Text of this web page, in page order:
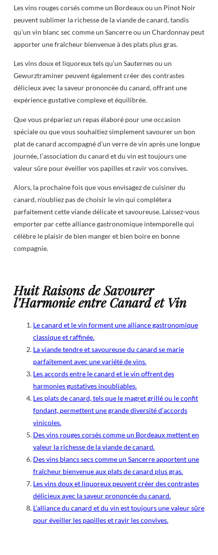
Les vins rouges corsés comme un Bordeaux ou un Pinot Noir
peuvent sublimer la richesse de la viande de canard, tandis
qu’un vin blanc sec comme un Sancerre ou un Chardonnay peut
apporter une fraîcheur bienvenue à des plats plus gras.
Les vins doux et liquoreux tels qu’un Sauternes ou un
Gewurztraminer peuvent également créer des contrastes
délicieux avec la saveur prononcée du canard, offrant une
expérience gustative complexe et équilibrée.
Que vous prépariez un repas élaboré pour une occasion
spéciale ou que vous souhaitiez simplement savourer un bon
plat de canard accompagné d’un verre de vin après une longue
journée, l’association du canard et du vin est toujours une
valeur sûre pour éveiller vos papilles et ravir vos convives.
Alors, la prochaine fois que vous envisagez de cuisiner du
canard, n’oubliez pas de choisir le vin qui complétera
parfaitement cette viande délicate et savoureuse. Laissez-vous
emporter par cette alliance gastronomique intemporelle qui
célèbre le plaisir de bien manger et bien boire en bonne
compagnie.
Huit Raisons de Savourer
l’Harmonie entre Canard et Vin
Le canard et le vin forment une alliance gastronomique
classique et raffinée.
La viande tendre et savoureuse du canard se marie
parfaitement avec une variété de vins.
Les accords entre le canard et le vin offrent des
harmonies gustatives inoubliables.
Les plats de canard, tels que le magret grillé ou le confit
fondant, permettent une grande diversité d’accords
vinicoles.
Des vins rouges corsés comme un Bordeaux mettent en
valeur la richesse de la viande de canard.
Des vins blancs secs comme un Sancerre apportent une
fraîcheur bienvenue aux plats de canard plus gras.
Les vins doux et liquoreux peuvent créer des contrastes
délicieux avec la saveur prononcée du canard.
L’alliance du canard et du vin est toujours une valeur sûre
pour éveiller les papilles et ravir les convives.